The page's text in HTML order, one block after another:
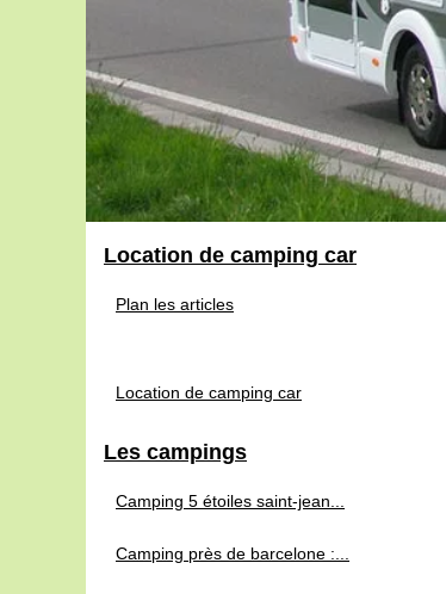
Location de camping car
Plan les articles
Location de camping car
Les campings
Camping 5 étoiles saint-jean...
Camping près de barcelone :...